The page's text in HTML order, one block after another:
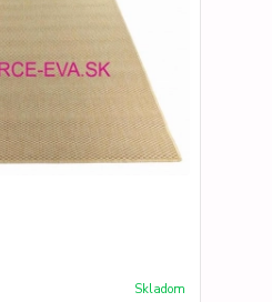
Skladom